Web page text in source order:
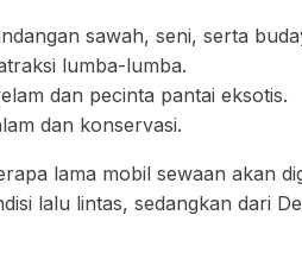
sawah, seni, serta
lumba-lumba.
dan pecinta pantai eksotis.
dan konservasi.
lama mobil sewaan akan
lalu lintas, sedangkan dari